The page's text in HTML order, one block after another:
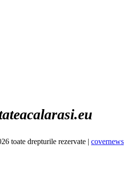
toate drepturile rezervate | covernews